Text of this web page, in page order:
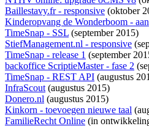
Baillestavy.fr - responsive (oktober
Kinderopvang de Wonderboom -
TimeSnap - SSL (september 2015)
StiefManagement.nl - responsive
TimeSnap - release 1 (september
backoffice ScriptieMaster - fase 2
TimeSnap - REST API (augustus
InfraScout(augustus 2015)
Donero.nl (augustus 2015)
Kinkorn - toevoegen nieuwe taal
FamilieRecht Online (in